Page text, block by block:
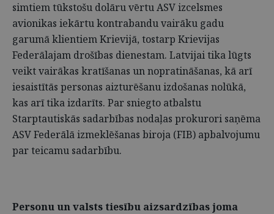
simtiem tūkstošu dolāru vērtu ASV izcelsmes
avionikas iekārtu kontrabandu vairāku gadu
garumā klientiem Krievijā, tostarp Krievijas
Federālajam drošības dienestam. Latvijai tika lūgts
veikt vairākas kratīšanas un nopratināšanas, kā arī
iesaistītās personas aizturēšanu izdošanas nolūkā,
kas arī tika izdarīts. Par sniegto atbalstu
Starptautiskās sadarbības nodaļas prokurori saņēma
ASV Federālā izmeklēšanas biroja (FIB) apbalvojumu
par teicamu sadarbību.
Personu un valsts tiesību aizsardzības joma